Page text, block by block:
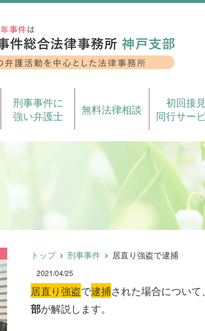
刑事事件に
強い弁護士
無料法律相談
初回接見
同行サー
トップ 刑事事件 居直り強盗で逮捕
2021/04/25
居直り強盗で逮捕された場合について、
部が解説します。